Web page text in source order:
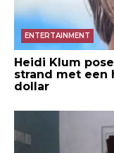
ENTERTAINMENT
Heidi Klum
strand met een
dollar